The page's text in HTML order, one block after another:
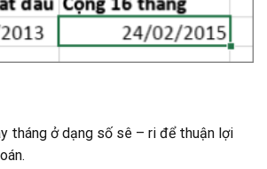
tháng ở dạng số sê – ri để thuận lợi